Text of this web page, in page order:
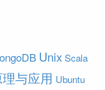
Unix Scala
与应用 Ubuntu